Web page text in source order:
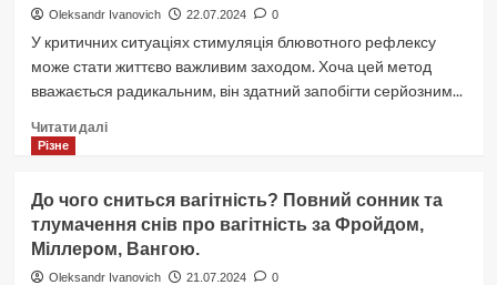
раціон
Oleksandr Ivanovich 22.07.2024 0
У критичних ситуаціях стимуляція блювотного рефлексу
може стати життєво важливим заходом. Хоча цей метод
вважається радикальним, він здатний запобігти серйозним...
Читати даліДокладніше
блювоту
в
домашніх
умовах:
Різне
До чого сниться вагітність? Повний сонник та
тлумачення снів про вагітність за Фройдом,
Міллером, Вангою.
Oleksandr Ivanovich 21.07.2024 0